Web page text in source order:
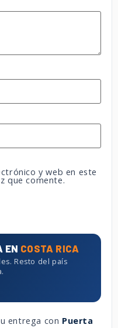
y web en este
que comente.
EN COSTA RICA
Resto del país
entrega con Puerta